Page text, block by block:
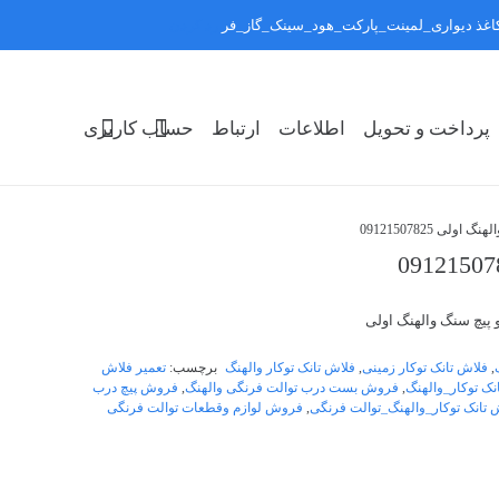
پرداخت و تحویل اطلاعات ارتباط حساب کاربری
09121507825
سنگ والهنگ اولی
, فلاش تانک توکار زمینی, فلاش تانک توکار والهنگ برچسب: تعمیر فلاش
توکار_والهنگ, فروش بست درب توالت فرنگی والهنگ, فروش پیچ درب
توکار_والهنگ_توالت فرنگی, فروش لوازم وقطعات توالت فرنگی
دیواری_لمینت_پارکت_هود_سینک_گاز_فر